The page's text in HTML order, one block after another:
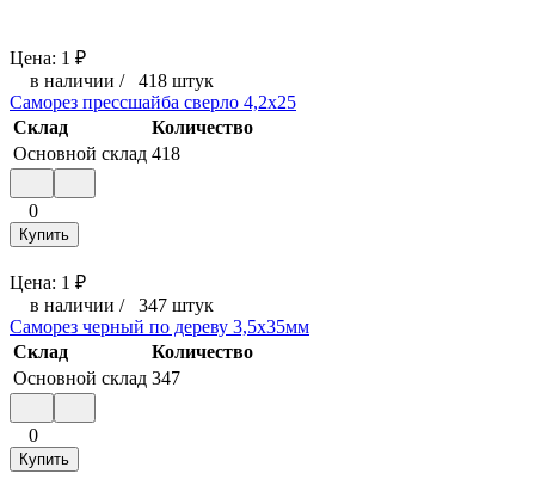
Цена: 1 ₽
в наличии / 418 штук
Саморез прессшайба сверло 4,2x25
Склад
Количество
Основной склад 418
0
Купить
Цена: 1 ₽
в наличии / 347 штук
Саморез черный по дереву 3,5x35мм
Склад
Количество
Основной склад 347
0
Купить